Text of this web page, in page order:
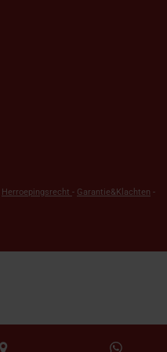
Herroepingsrecht - Garantie&Klachten -